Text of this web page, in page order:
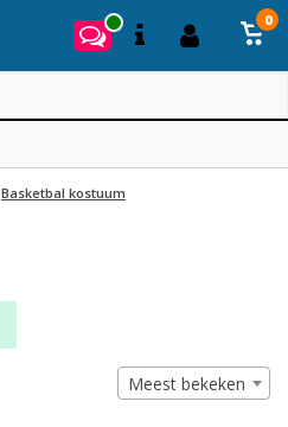
0
Basketbal kostuum
Meest bekeken